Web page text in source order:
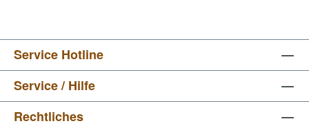
Service Hotline
Service / Hilfe
Rechtliches